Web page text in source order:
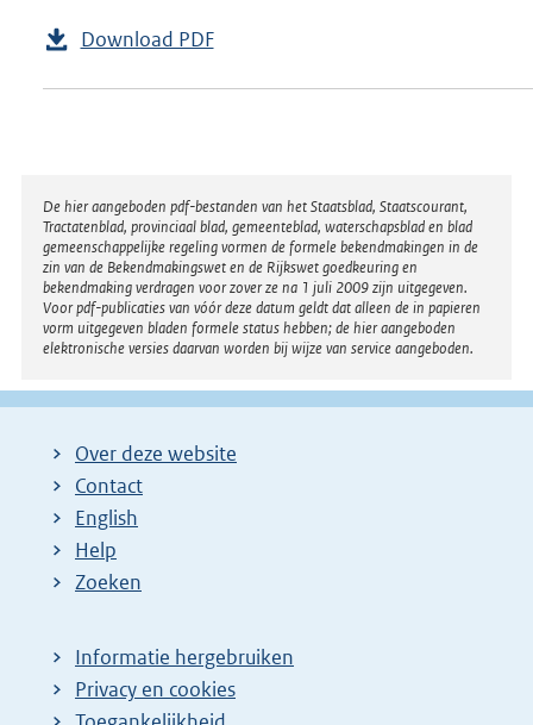
Download PDF
Disclaimer
De hier aangeboden pdf-bestanden van het Staatsblad, Staatscourant,
Tractatenblad, provinciaal blad, gemeenteblad, waterschapsblad en blad
gemeenschappelijke regeling vormen de formele bekendmakingen in de
zin van de Bekendmakingswet en de Rijkswet goedkeuring en
bekendmaking verdragen voor zover ze na 1 juli 2009 zijn uitgegeven.
Voor pdf-publicaties van vóór deze datum geldt dat alleen de in papieren
vorm uitgegeven bladen formele status hebben; de hier aangeboden
elektronische versies daarvan worden bij wijze van service aangeboden.
Over deze website
Contact
English
Help
Zoeken
Informatie hergebruiken
Privacy en cookies